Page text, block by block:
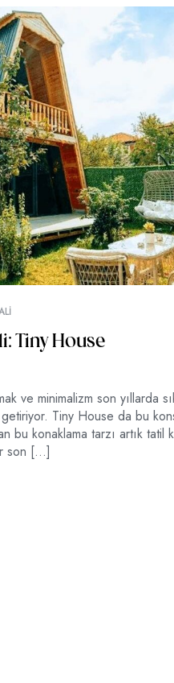
Tiny House
ve minimalizm son yıllarda
Tiny House da bu
bu konaklama tarzı artık
son […]